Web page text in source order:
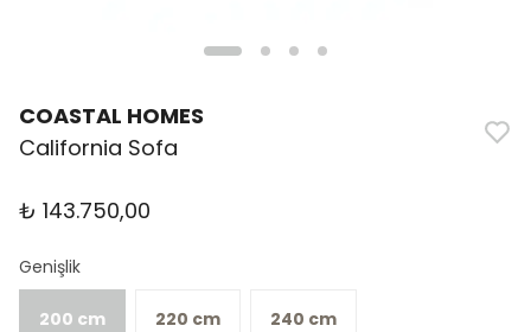
COASTAL HOMES
California Sofa
₺ 143.750,00
Genişlik
200 cm 220 cm 240 cm